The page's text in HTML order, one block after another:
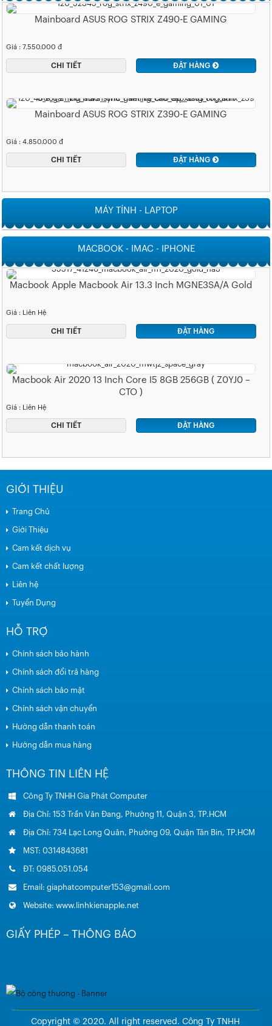
Mainboard ASUS ROG STRIX Z490-E GAMING
Giá : 7.550.000 đ
CHI TIẾT ĐẶT HÀNG
Mainboard ASUS ROG STRIX Z390-E GAMING
Giá : 4.850.000 đ
CHI TIẾT ĐẶT HÀNG
MÁY TÍNH - LAPTOP
MACBOOK - IMAC - IPHONE
Macbook Apple Macbook Air 13.3 Inch MGNE3SA/A Gold
Giá : Liên Hệ
CHI TIẾT ĐẶT HÀNG
Macbook Air 2020 13 Inch Core I5 8GB 256GB ( Z0YJ0 –
CTO )
Giá : Liên Hệ
CHI TIẾT ĐẶT HÀNG
GIỚI THIỆU
Trang Chủ
Giới Thiệu
Cam kết dịch vụ
Cam kết chất lượng
Liên hệ
Tuyển Dụng
HỖ TRỢ
Chính sách bảo hành
Chính sách đổi trả hàng
Chính sách bảo mật
Chính sách vận chuyển
Hướng dẫn thanh toán
Hướng dẫn mua hàng
THÔNG TIN LIÊN HỆ
Công Ty TNHH Gia Phát Computer
Địa Chỉ: 153 Trần Văn Đang, Phường 11, Quận 3, TP.HCM
Địa Chỉ: 734 Lạc Long Quân, Phường 09, Quận Tân Bin, TP.HCM
MST: 0314843681
ĐT: 0985.051.054
Email: giaphatcomputer153@gmail.com
Website: www.linhkienapple.net
GIẤY PHÉP – THÔNG BÁO
Copyright © 2020. All right reserved. Công Ty TNHH